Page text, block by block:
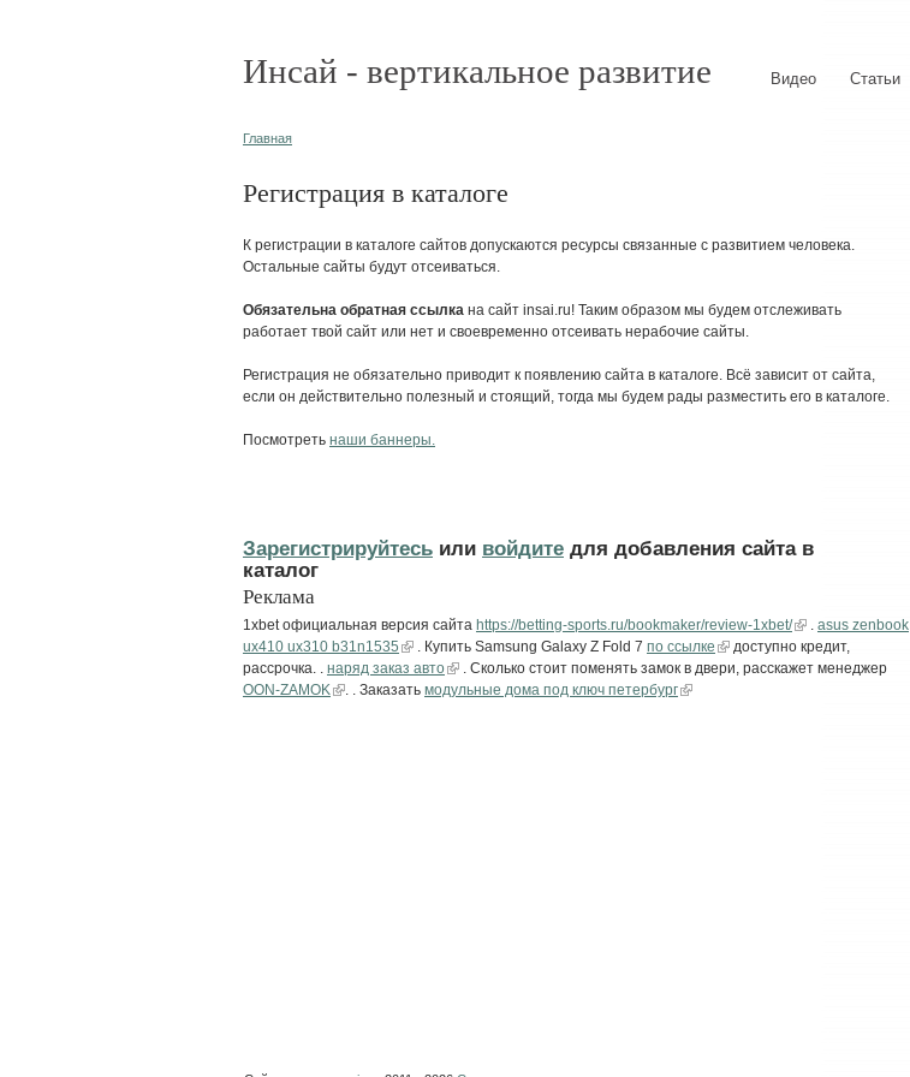
Инсай - вертикальное развитие Видео Статьи
Главная
Регистрация в каталоге
К регистрации в каталоге сайтов допускаются ресурсы связанные с развитием человека.
Остальные сайты будут отсеиваться.
Обязательна обратная ссылка на сайт insai.ru! Таким образом мы будем отслеживать
работает твой сайт или нет и своевременно отсеивать нерабочие сайты.
Регистрация не обязательно приводит к появлению сайта в каталоге. Всё зависит от сайта,
если он действительно полезный и стоящий, тогда мы будем рады разместить его в каталоге.
Посмотреть наши баннеры.
Зарегистрируйтесь или войдите для добавления сайта в
каталог
Реклама
1xbet официальная версия сайта https://betting-sports.ru/bookmaker/review-1xbet/
asus zenbook
ux410 ux310 b31n1535
. Купить Samsung Galaxy Z Fold 7 по ссылке
доступно кредит,
рассрочка. . наряд заказ авто
. Сколько стоит поменять замок в двери, расскажет менеджер
OON-ZAMOK
. . Заказать модульные дома под ключ петербург